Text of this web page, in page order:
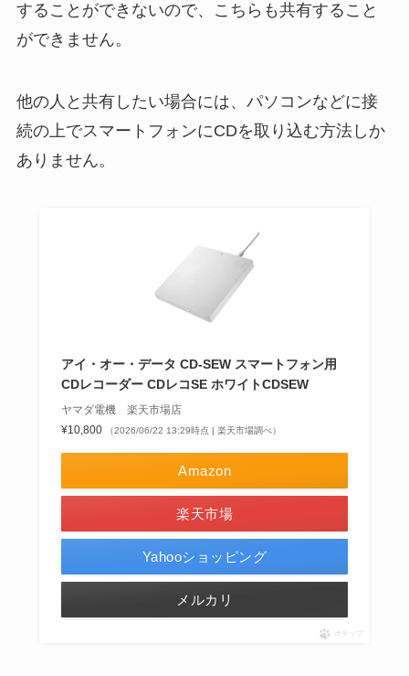
することができないので、こちらも共有すること
ができません。
他の人と共有したい場合には、パソコンなどに接
続の上でスマートフォンにCDを取り込む方法しか
ありません。
アイ・オー・データ CD-SEW スマートフォン用
CDレコーダー CDレコSE ホワイトCDSEW
ヤマダ電機 楽天市場店
¥10,800
（2026/06/22 13:29時点 | 楽天市場調べ）
Amazon
楽天市場
Yahooショッピング
メルカリ
ポチップ